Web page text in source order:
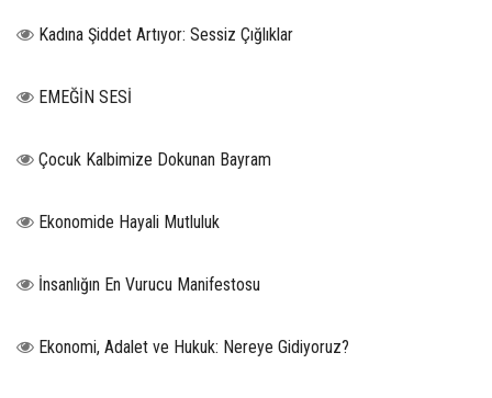
Kadına Şiddet Artıyor: Sessiz Çığlıklar
EMEĞİN SESİ
Çocuk Kalbimize Dokunan Bayram
Ekonomide Hayali Mutluluk
İnsanlığın En Vurucu Manifestosu
Ekonomi, Adalet ve Hukuk: Nereye Gidiyoruz?